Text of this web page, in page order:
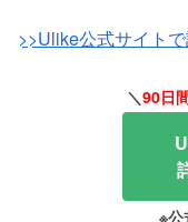
>>Ulike公式サイト
＼90日
※公